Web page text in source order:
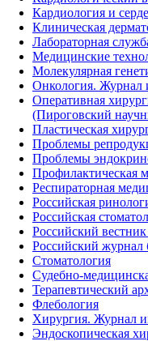
Кардиология и
Клиническая
Лабораторная
Медицинские
Молекулярная
Онкология. Журнал
Оперативная
(Пироговский
Пластическая
Проблемы
Проблемы
Профилактическая
Респираторная
Российская
Российская
Российский
Российский журнал
Стоматология
Судебно-
Терапевтический
Флебология
Хирургия. Журнал
Эндоскопическая